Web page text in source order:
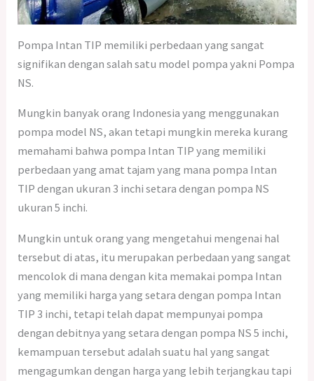
Pompa Intan TIP memiliki perbedaan yang sangat
signifikan dengan salah satu model pompa yakni Pompa
NS.
Mungkin banyak orang Indonesia yang menggunakan
pompa model NS, akan tetapi mungkin mereka kurang
memahami bahwa pompa Intan TIP yang memiliki
perbedaan yang amat tajam yang mana pompa Intan
TIP dengan ukuran 3 inchi setara dengan pompa NS
ukuran 5 inchi.
Mungkin untuk orang yang mengetahui mengenai hal
tersebut di atas, itu merupakan perbedaan yang sangat
mencolok di mana dengan kita memakai pompa Intan
yang memiliki harga yang setara dengan pompa Intan
TIP 3 inchi, tetapi telah dapat mempunyai pompa
dengan debitnya yang setara dengan pompa NS 5 inchi,
kemampuan tersebut adalah suatu hal yang sangat
mengagumkan dengan harga yang lebih terjangkau tapi